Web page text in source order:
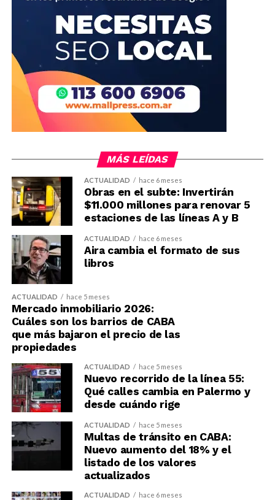
MÁS LEÍDAS
ACTUALIDAD hace 6 meses
Obras en el subte: Invertirán
$11.000 millones para renovar 5
estaciones de las líneas A y B
ACTUALIDAD hace 6 meses
Aira cambia el formato de sus
libros
ACTUALIDAD hace 5 meses
Mercado inmobiliario 2026:
Cuáles son los barrios de CABA
que más bajaron el precio de las
propiedades
ACTUALIDAD hace 5 meses
Nuevo recorrido de la línea 55:
Qué calles cambia en Palermo y
desde cuándo rige
ACTUALIDAD hace 5 meses
Multas de tránsito en CABA:
Nuevo aumento del 18% y el
listado de los valores
actualizados
ACTUALIDAD hace 6 meses